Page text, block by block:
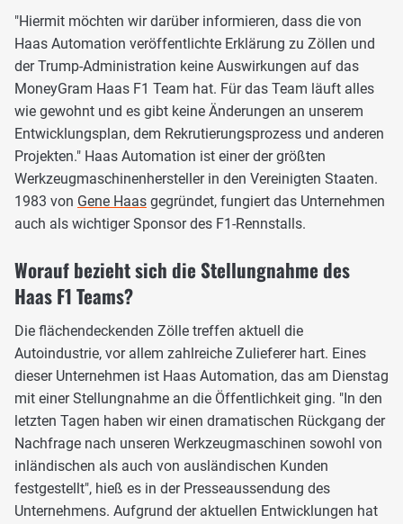
"Hiermit möchten wir darüber informieren, dass die von
Haas Automation veröffentlichte Erklärung zu Zöllen und
der Trump-Administration keine Auswirkungen auf das
MoneyGram Haas F1 Team hat. Für das Team läuft alles
wie gewohnt und es gibt keine Änderungen an unserem
Entwicklungsplan, dem Rekrutierungsprozess und anderen
Projekten." Haas Automation ist einer der größten
Werkzeugmaschinenhersteller in den Vereinigten Staaten.
1983 von Gene Haas gegründet, fungiert das Unternehmen
auch als wichtiger Sponsor des F1-Rennstalls.
Worauf bezieht sich die Stellungnahme des
Haas F1 Teams?
Die flächendeckenden Zölle treffen aktuell die
Autoindustrie, vor allem zahlreiche Zulieferer hart. Eines
dieser Unternehmen ist Haas Automation, das am Dienstag
mit einer Stellungnahme an die Öffentlichkeit ging. "In den
letzten Tagen haben wir einen dramatischen Rückgang der
Nachfrage nach unseren Werkzeugmaschinen sowohl von
inländischen als auch von ausländischen Kunden
festgestellt", hieß es in der Presseaussendung des
Unternehmens. Aufgrund der aktuellen Entwicklungen hat